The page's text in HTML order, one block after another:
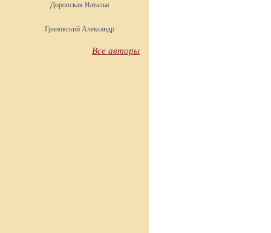
Доровская Наталья
Грановский Александр
Все авторы